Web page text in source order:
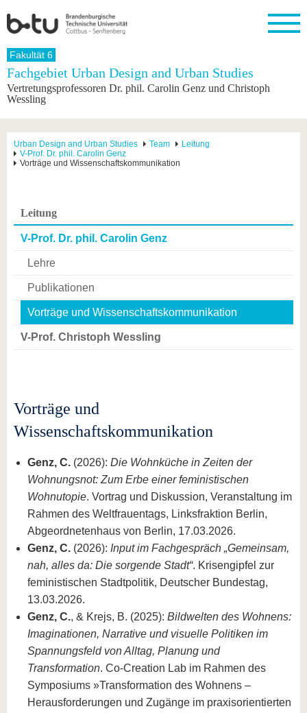
Startseite
Universität
Struktur
Karriere
Strukturwandel
Forschung
Forschungsprofil
Förderung
Studium
Vor dem
Studium
Im
Studium
International
Aus dem
Weiterbildung
Wissenschaftliche
Weiterbildung
Kontakt
Transfer Unileben
BTU &
Fakultät 6
Fachgebiet Urban Design and Urban Studies
Vertretungsprofessoren Dr. phil. Carolin Genz und Christoph
Wessling
Urban Design and Urban Studies Team
Leitung
V-Prof. Dr. phil. Carolin Genz
Vorträge und Wissenschaftskommunikation
Leitung
V-Prof. Dr. phil. Carolin Genz
Lehre
Publikationen
Vorträge und Wissenschaftskommunikation
V-Prof. Christoph Wessling
Vorträge und
Wissenschaftskommunikation
Genz, C. (2026): Die Wohnküche in Zeiten der
Wohnungsnot: Zum Erbe einer feministischen
Wohnutopie. Vortrag und Diskussion, Veranstaltung im
Rahmen des Weltfrauentags, Linksfraktion Berlin,
Abgeordnetenhaus von Berlin, 17.03.2026.
Genz, C. (2026): Input im Fachgespräch „Gemeinsam,
nah, alles da: Die sorgende Stadt“. Krisengipfel zur
feministischen Stadtpolitik, Deutscher Bundestag,
13.03.2026.
Genz, C., & Krejs, B. (2025): Bildwelten des Wohnens:
Imaginationen, Narrative und visuelle Politiken im
Spannungsfeld von Alltag, Planung und
Transformation. Co-Creation Lab im Rahmen des
Symposiums »Transformation des Wohnens –
Herausforderungen und Zugänge im praxisorientierten